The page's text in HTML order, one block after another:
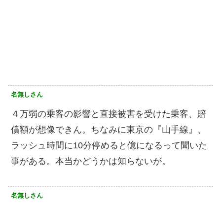
名無しさん
４万弱の乗客の影響と直接被害を受けた乗客、賠
償額が想像できん。ちなみに東京の『山手線』、
ラッシュ時間に10分停めると億になるって聞いた
事がある。本当かどうかは知らないが。
名無しさん